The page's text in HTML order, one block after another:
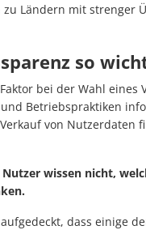
Ländern mit strenger
so
bei der Wahl
Betriebspraktiken
von Nutzerdaten
Nutzer wissen nicht,
dass einige